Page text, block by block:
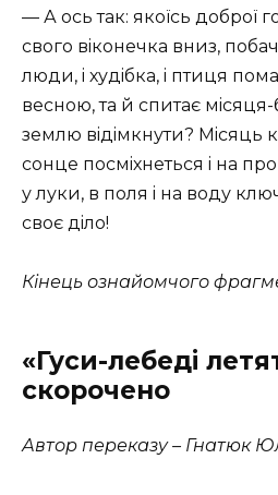
— А ось так: якоїсь доброї
свого вiконечка вниз,
люди, i худiбка, i птиця
весною, та й спитає
землю вiдiмкнути? Мiсяць
сонце посмiхнеться i на
у луки, в поля i на воду
своє дiло!
Кінець ознайомчого
«Гуси-лебеді
скорочено
Автор переказу – Гнатюк